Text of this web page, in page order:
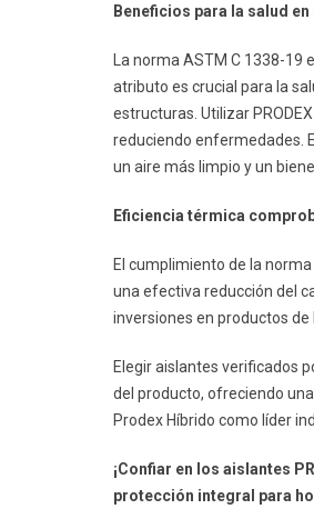
Beneficios para la salud
La norma ASTM C 1338-19
atributo es crucial para la
estructuras. Utilizar
reduciendo enfermedades.
un aire más limpio y un
Eficiencia térmica
El cumplimiento de la
una efectiva reducción del
inversiones en productos de
Elegir aislantes verificados
del producto, ofreciendo
Prodex Híbrido como líder
¡Confiar en los aislantes
protección integral para